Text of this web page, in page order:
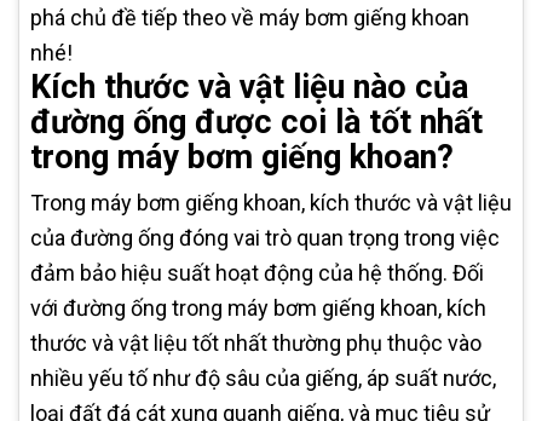
phá chủ đề tiếp theo về máy bơm giếng khoan
nhé!
Kích thước và vật liệu nào của
đường ống được coi là tốt nhất
trong máy bơm giếng khoan?
Trong máy bơm giếng khoan, kích thước và vật liệu
của đường ống đóng vai trò quan trọng trong việc
đảm bảo hiệu suất hoạt động của hệ thống. Đối
với đường ống trong máy bơm giếng khoan, kích
thước và vật liệu tốt nhất thường phụ thuộc vào
nhiều yếu tố như độ sâu của giếng, áp suất nước,
loại đất đá cát xung quanh giếng, và mục tiêu sử